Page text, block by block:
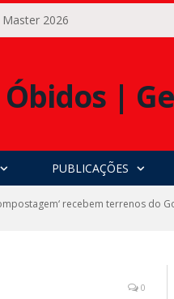
2026
PUBLICAÇÕES
recebem terrenos do
0